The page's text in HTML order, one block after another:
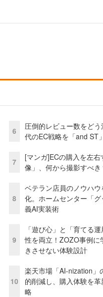
6
圧倒的レビュー数をど
代のEC戦略を「and ST
7
[マンガ]ECの購入を左
像」、何から撮影すべき
8
ベテラン店員のノウハ
化。ホームセンター「
義AI実装術
9
「遊び心」と「育てる
性を両立！ZOZO事例に
きさせない体験設計
10
楽天市場「AI-nization」
的削減し、購入体験を
略